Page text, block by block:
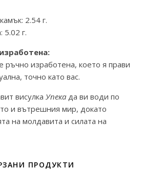
2.54 г.
5.02 г.
ръчно изработена, което я прави
точно като вас.
висулка Упека да ви води по
и вътрешния мир, докато
на молдавита и силата на
ПРОДУКТИ